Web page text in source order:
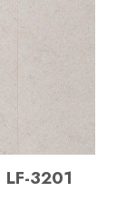
LF-3201